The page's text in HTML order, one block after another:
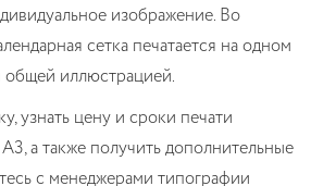
изображение. Во
сетка печатается на одном
общей иллюстрацией.
узнать цену и сроки печати
а также получить дополнительные
с менеджерами типографии